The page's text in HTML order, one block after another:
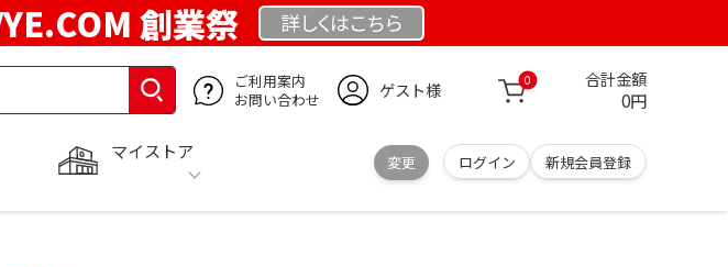
創業祭 詳しくはこちら
ご利用案内
お問い合わせ
ゲスト様 0 合計金額
0円
マイストア
変更 ログイン 新規会員登録